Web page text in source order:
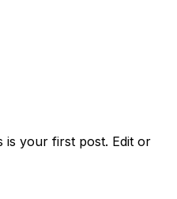
is your first post. Edit or